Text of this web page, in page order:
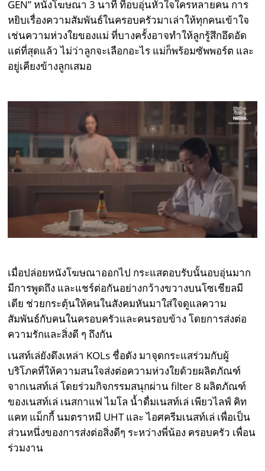
GEN” หนังโฆษณา 3 นาที ที่อบอุ่นหัวใจใครหลายคน การ
หยิบเรื่องความสัมพันธ์ในครอบครัวมาเล่าให้ทุกคนเข้าใจ
เช่นความห่วงใยของแม่ ที่บางครั้งอาจทำให้ลูกรู้สึกอึดอัด
แต่ที่สุดแล้ว ไม่ว่าลูกจะเลือกอะไร แม่ก็พร้อมซัพพอร์ต และ
อยู่เคียงข้างลูกเสมอ
เมื่อปล่อยหนังโฆษณาออกไป กระแสตอบรับนั้นอบอุ่นมาก
มีการพูดถึง และแชร์ต่อกันอย่างกว้างขวางบนโซเชียลมี
เดีย ช่วยกระตุ้นให้คนในสังคมหันมาใส่ใจดูแลความ
สัมพันธ์กับคนในครอบครัวและคนรอบข้าง โดยการส่งต่อ
ความรักและสิ่งดี ๆ ถึงกัน
เนสท์เล่ยังดึงเหล่า KOLs ชื่อดัง มาจุดกระแสร่วมกับผู้
บริโภคที่ให้ความสนใจส่งต่อความห่วงใยด้วยผลิตภัณฑ์
จากเนสท์เล่ โดยร่วมกิจกรรมสนุกผ่าน filter 8 ผลิตภัณฑ์
ของเนสท์เล่ เนสกาแฟ ไมโล น้ำดื่มเนสท์เล่ เพียวไลฟ์ คิท
แคท แม็กกี้ นมตราหมี UHT และ ไอศครีมเนสท์เล่ เพื่อเป็น
ส่วนหนึ่งของการส่งต่อสิ่งดีๆ ระหว่างพี่น้อง ครอบครัว เพื่อน
ร่วมงาน